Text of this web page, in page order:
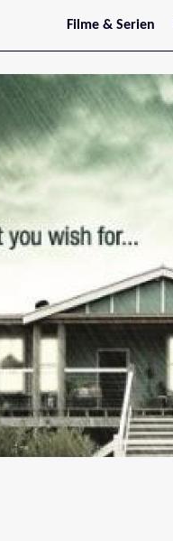
Filme & Serien
Trailer
Filmarchiv
Serienarchiv